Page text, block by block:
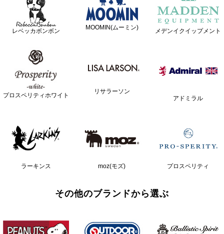
レベッカボンボン MOOMIN(ムーミン) メデンイクイップメント
プロスペリティホワイト
リサラーソン
アドミラル
ラーキンス moz(モズ) プロスペリティ
その他のブランドから選ぶ